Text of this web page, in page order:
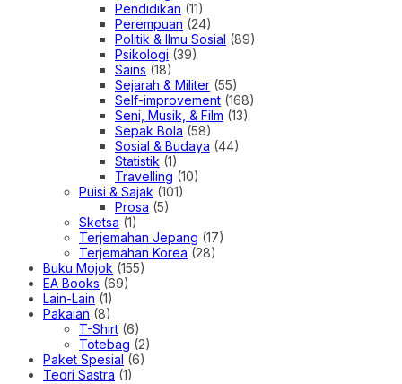
Pendidikan (11)
Perempuan (24)
Politik & Ilmu Sosial (89)
Psikologi (39)
Sains (18)
Sejarah & Militer (55)
Self-improvement (168)
Seni, Musik, & Film (13)
Sepak Bola (58)
Sosial & Budaya (44)
Statistik (1)
Travelling (10)
Puisi & Sajak (101)
Prosa (5)
Sketsa (1)
Terjemahan Jepang (17)
Terjemahan Korea (28)
Buku Mojok (155)
EA Books (69)
Lain-Lain (1)
Pakaian (8)
T-Shirt (6)
Totebag (2)
Paket Spesial (6)
Teori Sastra (1)